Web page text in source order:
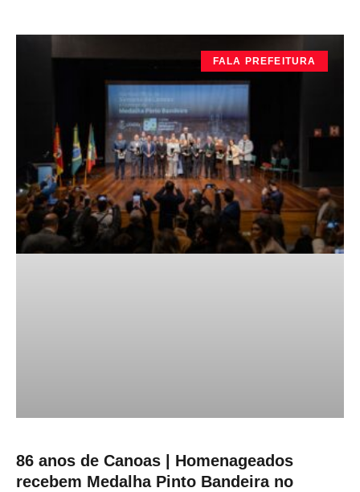
FALA PREFEITURA
86 anos de Canoas | Homenageados
recebem Medalha Pinto Bandeira no